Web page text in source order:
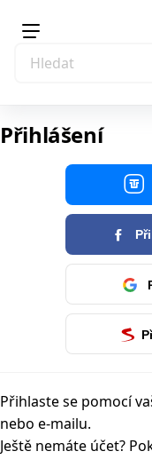
Přihlášení
Přihlaste se pomocí
nebo e-mailu.
Ještě nemáte účet?